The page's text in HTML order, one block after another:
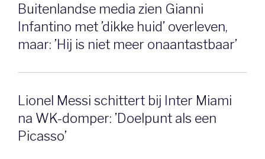
Buitenlandse media zien Gianni
Infantino met ’dikke huid’ overleven,
maar: ’Hij is niet meer onaantastbaar’
Lionel Messi schittert bij Inter Miami
na WK-domper: ’Doelpunt als een
Picasso’